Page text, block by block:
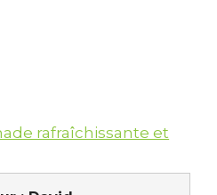
rafraîchissante et